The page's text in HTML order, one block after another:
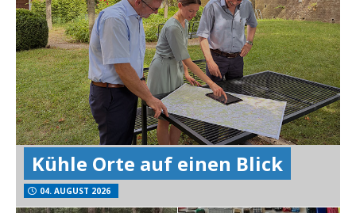
Kühle Orte auf einen Blick
04. AUGUST 2026